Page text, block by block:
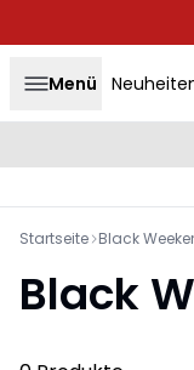
Menü
Startseite Black
Black